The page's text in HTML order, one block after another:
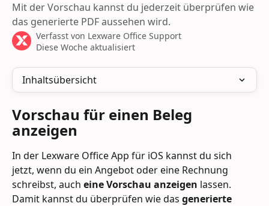
Mit der Vorschau kannst du jederzeit überprüfen wie
das generierte PDF aussehen wird.
Verfasst von Lexware Office Support
Diese Woche aktualisiert
Inhaltsübersicht
Vorschau für einen Beleg
anzeigen
In der Lexware Office App für iOS kannst du sich
jetzt, wenn du ein Angebot oder eine Rechnung
schreibst, auch eine Vorschau anzeigen lassen.
Damit kannst du überprüfen wie das generierte